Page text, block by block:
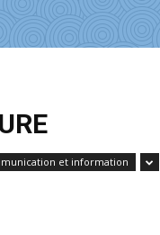
et information